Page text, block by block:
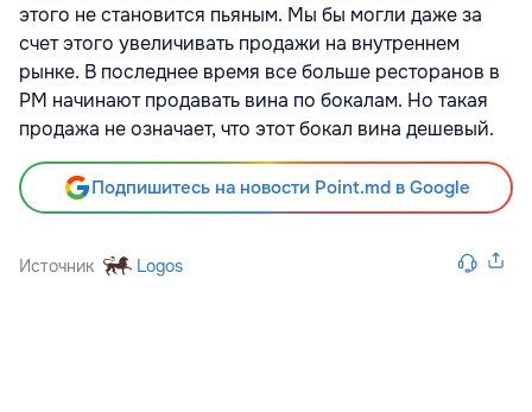
этого не становится пьяным. Мы бы могли даже за
счет этого увеличивать продажи на внутреннем
рынке. В последнее время все больше ресторанов в
РМ начинают продавать вина по бокалам. Но такая
продажа не означает, что этот бокал вина дешевый.
Подпишитесь на новости Point.md в Google
Источник Logos